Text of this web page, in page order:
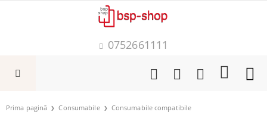
0752661111
Prima pagină Consumabile Consumabile compatibile